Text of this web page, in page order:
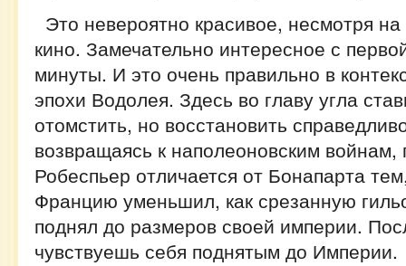
Это невероятно красивое, несмотря
кино. Замечательно интересное с
минуты. И это очень правильно в
эпохи Водолея. Здесь во главу угла
отомстить, но восстановить
возвращаясь к наполеоновским войнам,
Робеспьер отличается от Бонапарта
Францию уменьшил, как срезанную
поднял до размеров своей империи.
чувствуешь себя поднятым до Империи.